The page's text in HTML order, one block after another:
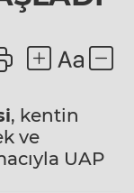
, kentin
ve
UAP